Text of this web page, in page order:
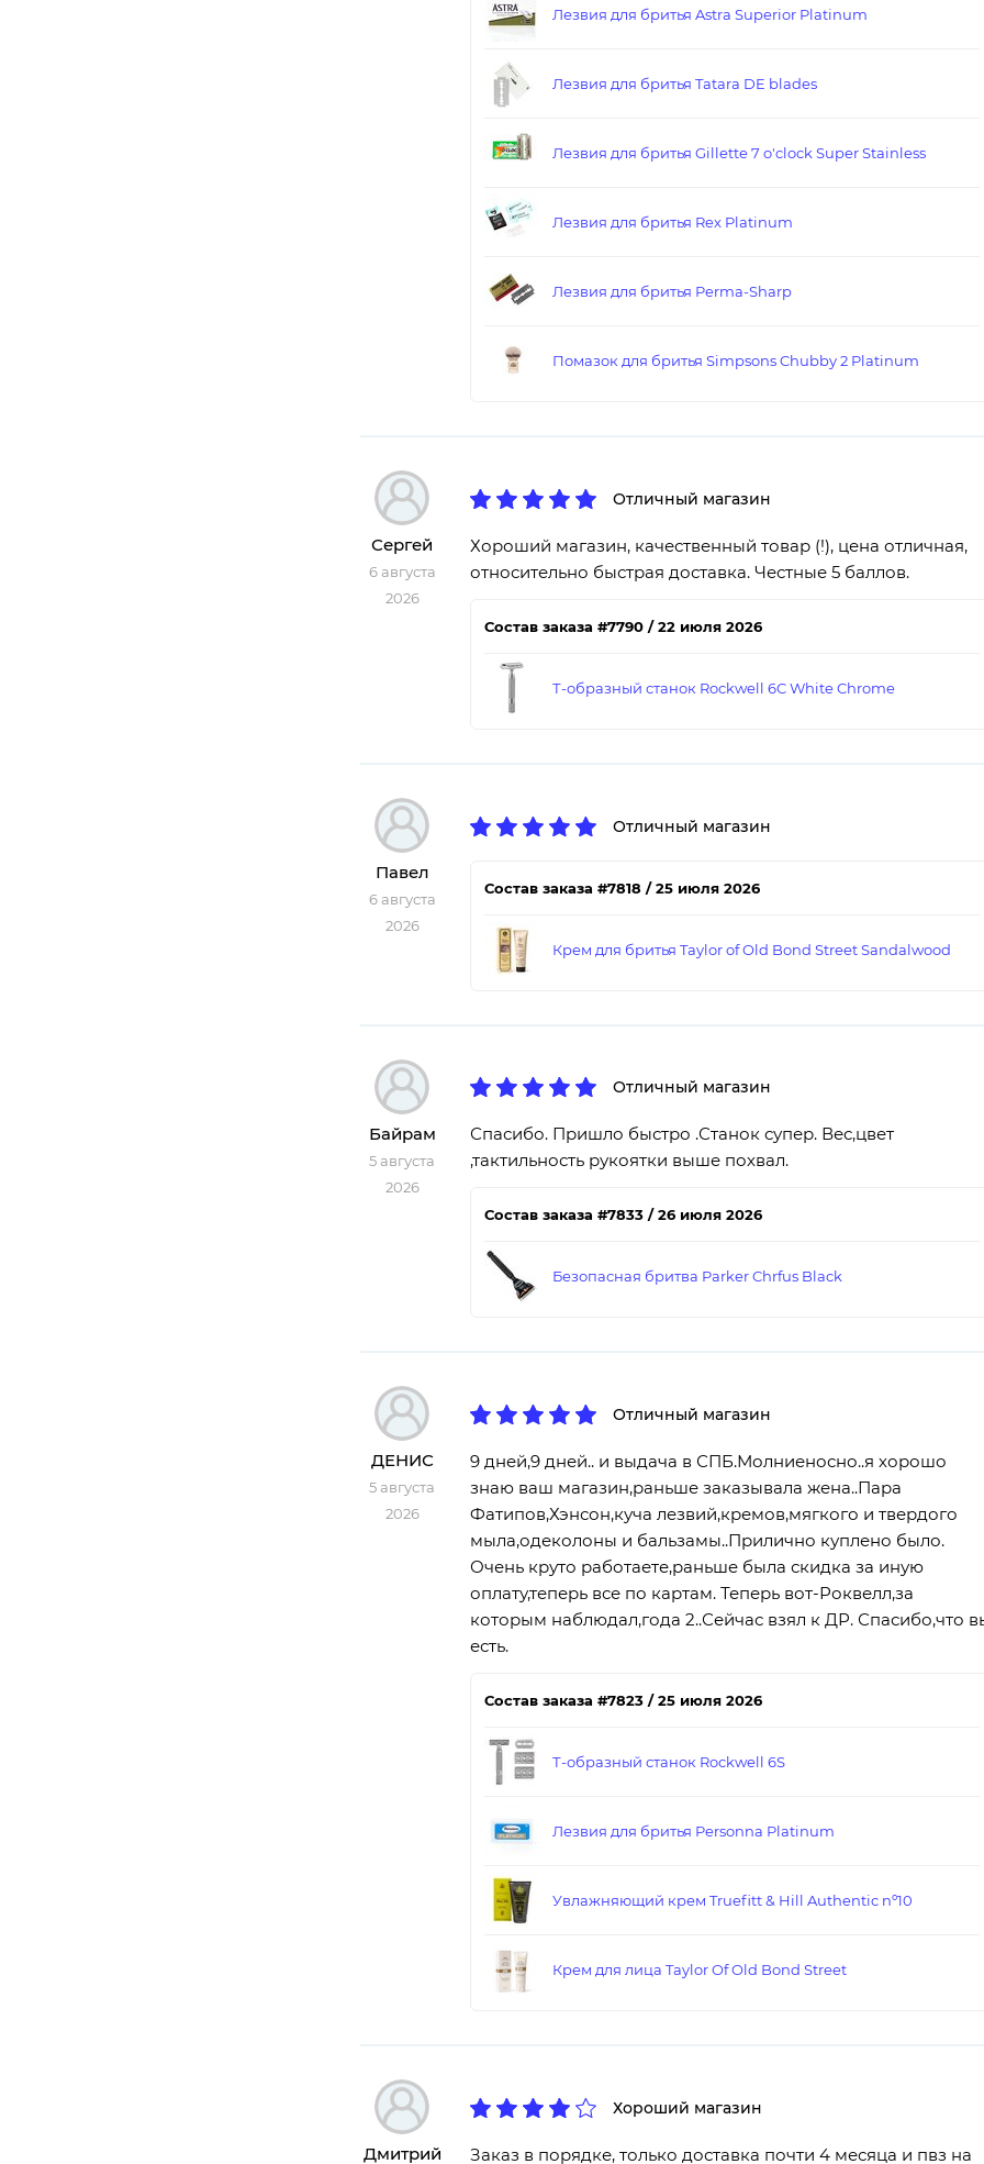
Лезвия для бритья Astra Superior Platinum
Лезвия для бритья Tatara DE blades
Лезвия для бритья Gillette 7 o'clock Super Stainless
Лезвия для бритья Rex Platinum
Лезвия для бритья Perma-Sharp
Помазок для бритья Simpsons Chubby 2 Platinum
Сергей
6 августа
2026
Отличный магазин
Хороший магазин, качественный товар (!), цена отличная,
относительно быстрая доставка. Честные 5 баллов.
Состав заказа #7790 / 22 июля 2026
Т-образный станок Rockwell 6C White Chrome
Павел
6 августа
2026
Отличный магазин
Состав заказа #7818 / 25 июля 2026
Крем для бритья Taylor of Old Bond Street Sandalwood
Байрам
5 августа
2026
Отличный магазин
Спасибо. Пришло быстро .Станок супер. Вес,цвет
,тактильность рукоятки выше похвал.
Состав заказа #7833 / 26 июля 2026
Безопасная бритва Parker Chrfus Black
ДЕНИС
5 августа
2026
Отличный магазин
9 дней,9 дней.. и выдача в СПБ.Молниеносно..я хорошо
знаю ваш магазин,раньше заказывала жена..Пара
Фатипов,Хэнсон,куча лезвий,кремов,мягкого и твердого
мыла,одеколоны и бальзамы..Прилично куплено было.
Очень круто работаете,раньше была скидка за иную
оплату,теперь все по картам. Теперь вот-Роквелл,за
которым наблюдал,года 2..Сейчас взял к ДР. Спасибо,что
есть.
Состав заказа #7823 / 25 июля 2026
Т-образный станок Rockwell 6S
Лезвия для бритья Personna Platinum
Увлажняющий крем Truefitt & Hill Authentic nº10
Крем для лица Taylor Of Old Bond Street
Дмитрий
Хороший магазин
Заказ в порядке, только доставка почти 4 месяца и пвз на